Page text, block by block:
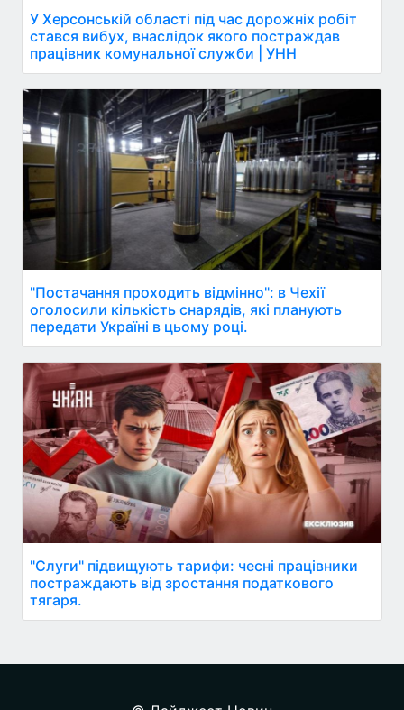
У Херсонській області під час дорожніх робіт
стався вибух, внаслідок якого постраждав
працівник комунальної служби | УНН
"Постачання проходить відмінно": в Чехії
оголосили кількість снарядів, які планують
передати Україні в цьому році.
"Слуги" підвищують тарифи: чесні працівники
постраждають від зростання податкового
тягаря.